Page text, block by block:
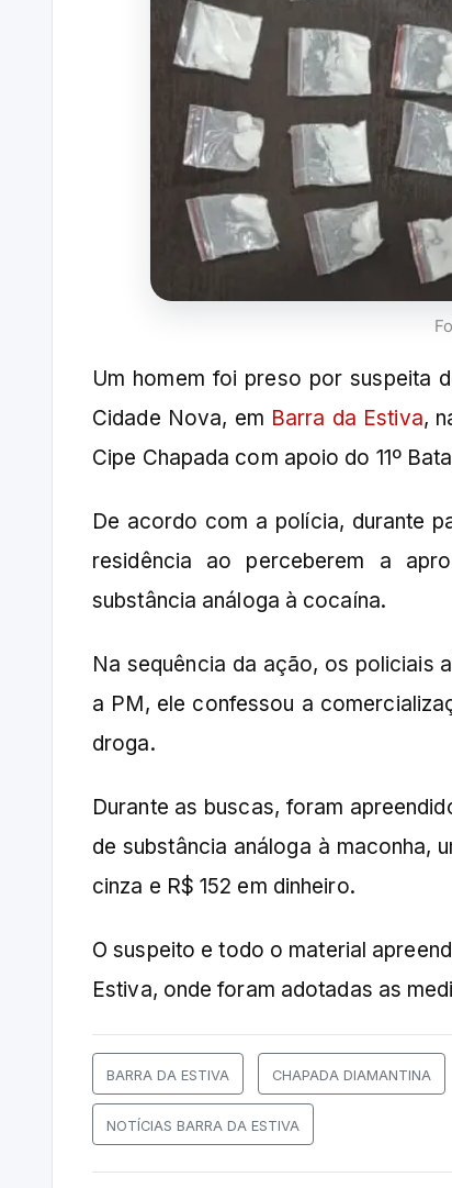
Um homem foi preso por suspeita
Cidade Nova, em Barra da Estiva,
Cipe Chapada com apoio do 11º
De acordo com a polícia, durante
residência ao perceberem a
substância análoga à cocaína.
Na sequência da ação, os policiais
a PM, ele confessou a
droga.
Durante as buscas, foram
de substância análoga à maconha,
cinza e R$ 152 em dinheiro.
O suspeito e todo o material
Estiva, onde foram adotadas as
BARRA DA ESTIVA CHAPADA DIAMANTINA
NOTÍCIAS BARRA DA ESTIVA